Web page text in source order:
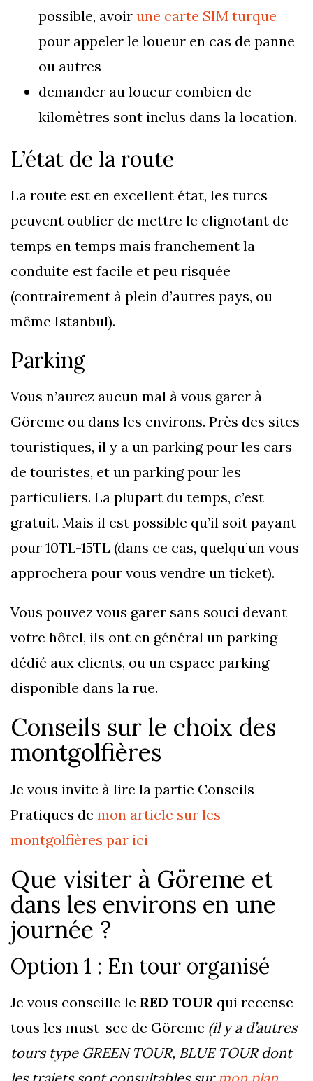
possible, avoir une carte SIM turque
pour appeler le loueur en cas de panne
ou autres
demander au loueur combien de
kilomètres sont inclus dans la location.
L’état de la route
La route est en excellent état, les turcs
peuvent oublier de mettre le clignotant de
temps en temps mais franchement la
conduite est facile et peu risquée
(contrairement à plein d’autres pays, ou
même Istanbul).
Parking
Vous n’aurez aucun mal à vous garer à
Göreme ou dans les environs. Près des sites
touristiques, il y a un parking pour les cars
de touristes, et un parking pour les
particuliers. La plupart du temps, c’est
gratuit. Mais il est possible qu’il soit payant
pour 10TL-15TL (dans ce cas, quelqu’un vous
approchera pour vous vendre un ticket).
Vous pouvez vous garer sans souci devant
votre hôtel, ils ont en général un parking
dédié aux clients, ou un espace parking
disponible dans la rue.
Conseils sur le choix des
montgolfières
Je vous invite à lire la partie Conseils
Pratiques de mon article sur les
montgolfières par ici
Que visiter à Göreme et
dans les environs en une
journée ?
Option 1 : En tour organisé
Je vous conseille le RED TOUR qui recense
tous les must-see de Göreme (il y a d’autres
tours type GREEN TOUR, BLUE TOUR dont